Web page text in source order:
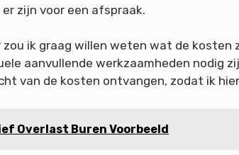
zijn voor een afspraak.
zou ik graag willen weten wat de kosten
aanvullende werkzaamheden nodig
van de kosten ontvangen, zodat ik
Overlast Buren Voorbeeld